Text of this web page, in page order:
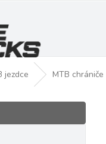
jezdce MTB chrániče